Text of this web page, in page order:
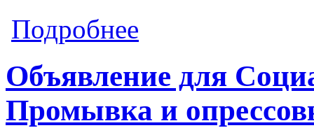
Подробнее
Объявление для
Промывка и